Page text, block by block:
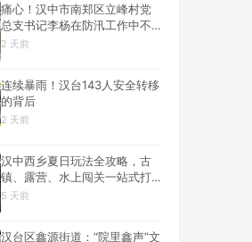
痛心！汉中市南郑区立峰村党
总支书记李杨在防汛工作中不
幸遇难
2 天前
连续暴雨！汉台143人安全转移
的背后
2 天前
汉中西乡夏日玩法全攻略，古
镇、露营、水上闯关一站式打
卡
5 天前
汉台区鑫源街道：“院里鑫声”文